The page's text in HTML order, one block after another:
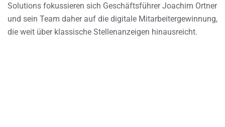
Solutions fokussieren sich Geschäftsführer Joachim Ortner
und sein Team daher auf die digitale Mitarbeitergewinnung,
die weit über klassische Stellenanzeigen hinausreicht.